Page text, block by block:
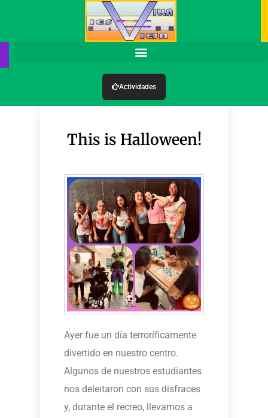
Actividades
This is Halloween!
Ayer fue un día terroríficamente
divertido en nuestro centro.
Algunos de nuestros estudiantes
nos deleitaron con sus disfraces
y, durante el recreo, llevamos a